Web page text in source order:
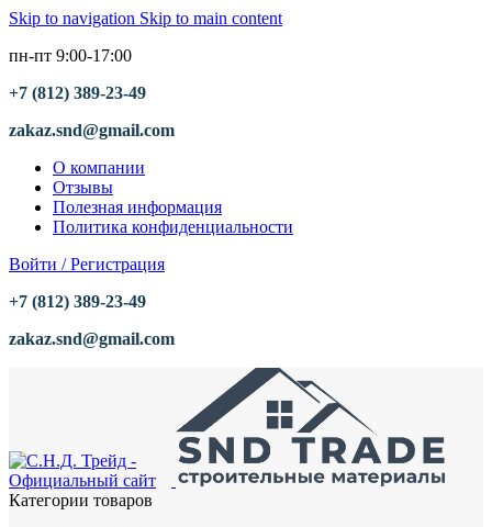
Skip to navigation Skip to main content
пн-пт 9:00-17:00
+7 (812) 389-23-49
zakaz.snd@gmail.com
О компании
Отзывы
Полезная информация
Политика конфиденциальности
Войти / Регистрация
+7 (812) 389-23-49
zakaz.snd@gmail.com
Категории товаров